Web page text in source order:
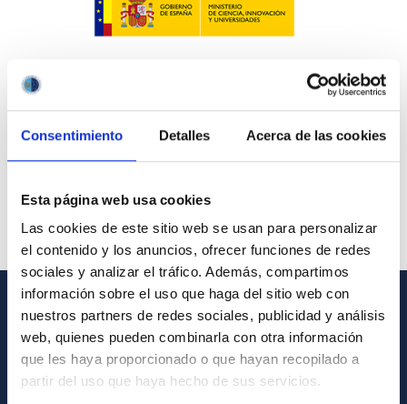
Consentimiento Detalles Acerca de las cookies
Esta página web usa cookies
Las cookies de este sitio web se usan para personalizar
el contenido y los anuncios, ofrecer funciones de redes
sociales y analizar el tráfico. Además, compartimos
información sobre el uso que haga del sitio web con
nuestros partners de redes sociales, publicidad y análisis
web, quienes pueden combinarla con otra información
que les haya proporcionado o que hayan recopilado a
partir del uso que haya hecho de sus servicios.
GENERAL INFORMATION
Contact
How to get to the IAC